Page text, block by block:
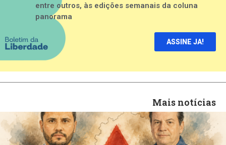
entre outros, às edições semanais da coluna
panorama
ASSINE JA!
Mais notícias